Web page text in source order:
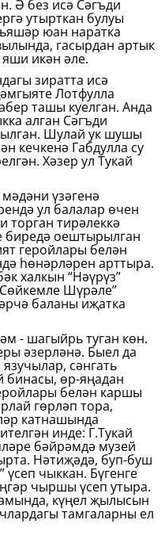
Ә без исә Сәгъди
утырткан булуы
юан наратка
гасырдан артык
икән әле.
зиратта исә
Лотфулла
ташы куелган. Анда
алган Сәгъди
Шулай ук шушы
кечкенә Габдулла су
Хәзер ул Тукай
үзәгенә
ул балалар өчен
тирәлеккә
биредә оештырылган
геройлары белән
һөнәрләрен арттыра.
халкын “Нәүрүз”
Шүрәле”
баланы иҗатка
- шагыйрь туган көн.
әзерләнә. Быел да
сәнгать
бинасы, өр-яңадан
белән каршы
гөрләп тора,
катнашында
инде: Г.Тукай
бәйрәмдә музей
Нәтиҗәдә, буп-буш
үсеп чыккан. Бүгенге
чыршы үсеп утыра.
күңел җылысын
тамгаларны ел